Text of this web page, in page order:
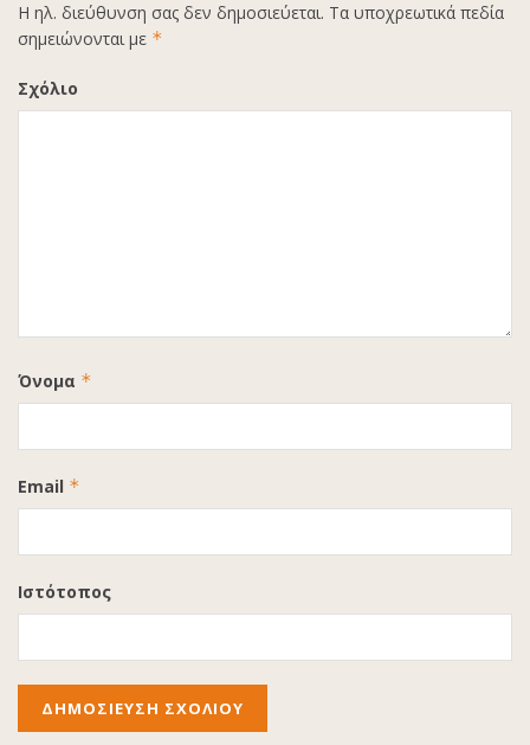
Η ηλ. διεύθυνση σας δεν δημοσιεύεται. Τα υποχρεωτικά πεδία
σημειώνονται με *
Σχόλιο
Όνομα *
Email *
Ιστότοπος